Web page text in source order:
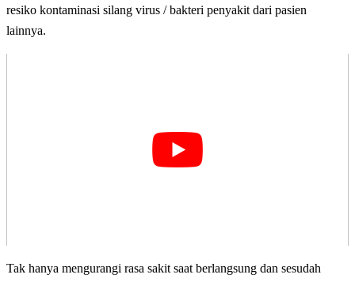
resiko kontaminasi silang virus / bakteri penyakit dari pasien
lainnya.
Tak hanya mengurangi rasa sakit saat berlangsung dan sesudah